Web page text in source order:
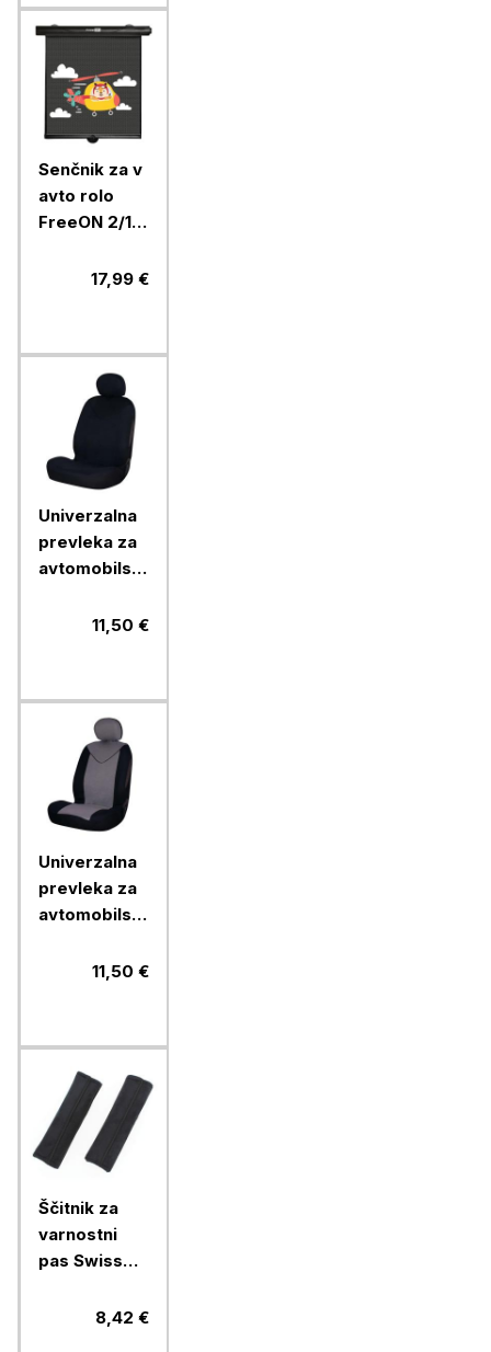
Senčnik za v
avto rolo
FreeON 2/1,
17,99 €
Univerzalna
prevleka za
avtomobilski
prednja,11,50 €
Univerzalna
prevleka za
avtomobilski
prednja,11,50 €
Ščitnik za
varnostni
pas Swiss
cm, črn8,42 €